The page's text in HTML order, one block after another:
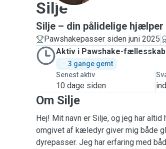
Silje
Silje – din pålidelige
Pawshakepasser siden juni 2025
Aktiv i Pawshake-
3 gange gemt
Senest aktiv
10 dage siden
Om Silje
Hej! Mit navn er Silje, og jeg har
omgivet af kæledyr giver mig både
dyrepasser. Jeg har erfaring med